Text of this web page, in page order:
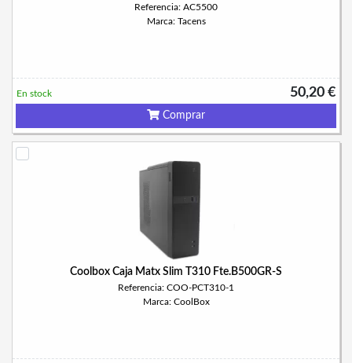
Referencia: AC5500
Marca: Tacens
50,20 €
En stock
Comprar
Coolbox Caja Matx Slim T310 Fte.B500GR-S
Referencia: COO-PCT310-1
Marca: CoolBox